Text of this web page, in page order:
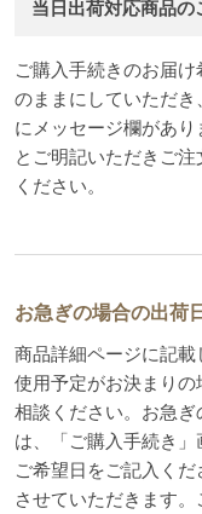
当日出荷対応商品の
ご購入手続きのお届け
のままにしていただき
にメッセージ欄があ
とご明記いただきご
ください。
お急ぎの場合の出荷
商品詳細ページに記
使用予定がお決まり
相談ください。お急
は、「ご購入手続き
ご希望日をご記入く
させていただきます